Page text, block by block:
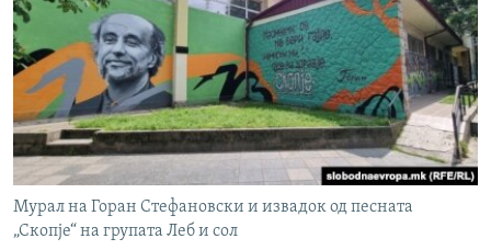
Мурал на Горан Стефановски и извадок од песната
„Скопје“ на групата Леб и сол